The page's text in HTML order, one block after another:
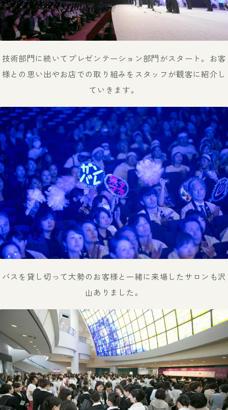
技術部門に続いてプレゼンテーション部門がスタート。
お客
様との思い出やお店での取り組みをスタッフが観客に紹介し
ていきます。
バスを貸し切って大勢のお客様と一緒に来場したサロンも沢
山ありました。